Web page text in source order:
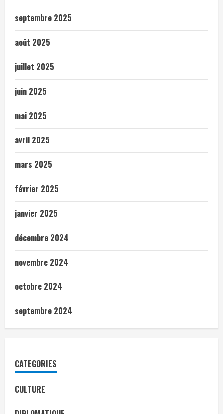
septembre 2025
août 2025
juillet 2025
juin 2025
mai 2025
avril 2025
mars 2025
février 2025
janvier 2025
décembre 2024
novembre 2024
octobre 2024
septembre 2024
CATEGORIES
CULTURE